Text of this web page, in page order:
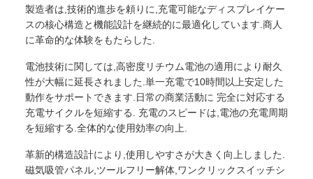
製造者は,技術的進歩を頼りに,充電可能なディスプレイケー
スの核心構造と機能設計を継続的に最適化しています.商人
に革命的な体験をもたらした.
電池技術に関しては,高密度リチウム電池の適用により耐久
性が大幅に延長されました.単一充電で10時間以上安定した
動作をサポートできます.日常の商業活動に 完全に対応する
充電サイクルを短縮する. 充電のスピードは,電池の充電周期
を短縮する.全体的な使用効率の向上.
革新的構造設計により,使用しやすさが大きく向上しました.
磁気吸管パネル,ツールフリー解体,ワンクリックスイッチシ